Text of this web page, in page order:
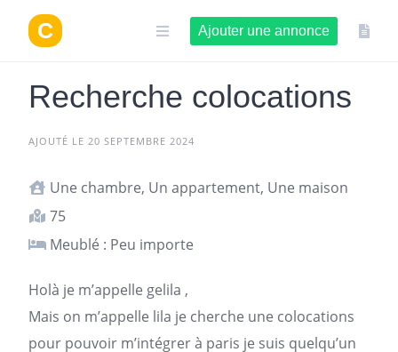
contenu
Ajouter une annonce
Recherche colocations
AJOUTÉ LE 20 SEPTEMBRE 2024
Une chambre, Un appartement, Une maison
75
Meublé : Peu importe
Holà je m’appelle gelila ,
Mais on m’appelle lila je cherche une colocations
pour pouvoir m’intégrer à paris je suis quelqu’un